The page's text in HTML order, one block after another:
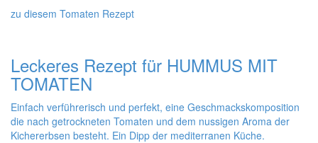
zu diesem Tomaten Rezept
Leckeres Rezept für HUMMUS MIT
TOMATEN
Einfach verführerisch und perfekt, eine Geschmackskomposition
die nach getrockneten Tomaten und dem nussigen Aroma der
Kichererbsen besteht. Ein Dipp der mediterranen Küche.